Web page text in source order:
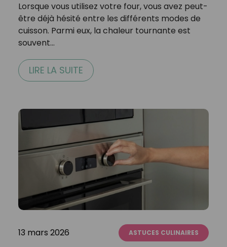
Lorsque vous utilisez votre four, vous avez peut-
être déjà hésité entre les différents modes de
cuisson. Parmi eux, la chaleur tournante est
souvent…
LIRE LA SUITE
13 mars 2026 ASTUCES CULINAIRES